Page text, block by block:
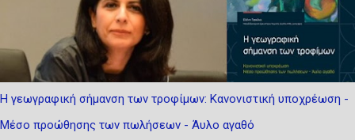
προς τον ορισμό δικαστών για την εκδίκαση υποθέσεων σε περίπτωση
κωλύματος ή άλλων ειδικών περιστάσεων. 1. Τροποποίηση του
άρθρου 18 του βασικού νόμου Με την τροποποίηση του άρθρου 18,
παράγραφος (α) του εδαφίου (2), προστίθεται η λέξη «έως» αμέσως
18(2)(α) έχει ως εξής: 18 - Ίδρυση, δικαιοδοσία και σύνθεση του
Ναυτοδικείου (1) Καθιδρύεται Ναυτοδικείο, του οποίου αποκλειστική
Η γεωγραφική σήμανση των τροφίμων: Κανονιστική υποχρέωση -
Μέσο προώθησης των πωλήσεων - Άυλο αγαθό